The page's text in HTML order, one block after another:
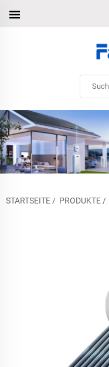
STARTSEITE / PRODUKTE /